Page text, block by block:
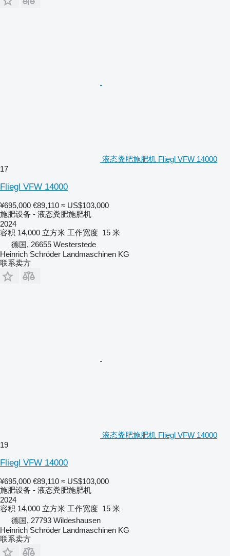
液态粪肥施肥机 Fliegl VFW 14000
17
Fliegl VFW 14000
¥695,000 €89,110 ≈ US$103,000
施肥设备 - 液态粪肥施肥机
2024
容积 14,000 立方米 工作宽度 15 米
德国, 26655 Westerstede
Heinrich Schröder Landmaschinen KG
联系卖方
液态粪肥施肥机 Fliegl VFW 14000
19
Fliegl VFW 14000
¥695,000 €89,110 ≈ US$103,000
施肥设备 - 液态粪肥施肥机
2024
容积 14,000 立方米 工作宽度 15 米
德国, 27793 Wildeshausen
Heinrich Schröder Landmaschinen KG
联系卖方